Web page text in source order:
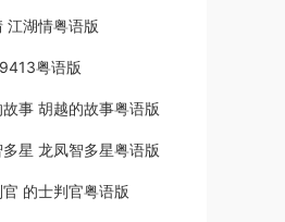
江湖情粤语版
粤语版
事 胡越的故事粤语版
星 龙凤智多星粤语版
的士判官粤语版